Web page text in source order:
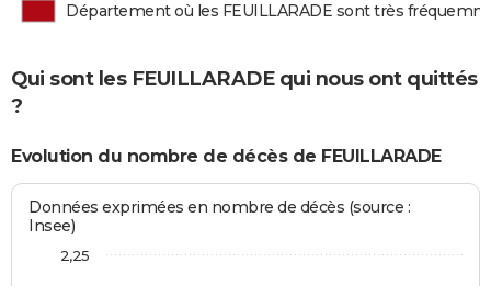
Département où les FEUILLARADE sont très
Qui sont les FEUILLARADE qui nous ont quittés
?
Evolution du nombre de décès de FEUILLARADE
Données exprimées en nombre de décès (source :
Insee)
2,25